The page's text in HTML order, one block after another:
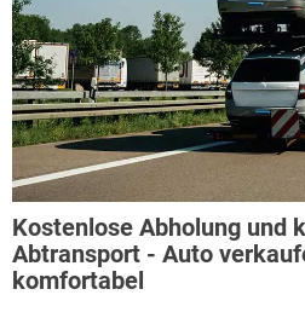
Kostenlose Abholung und
Abtransport - Auto
komfortabel